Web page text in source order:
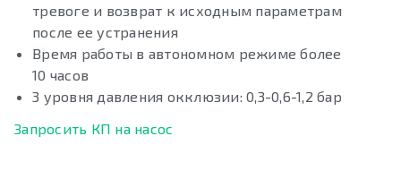
тревоге и возврат к исходным параметрам
после ее устранения
Время работы в автономном режиме более
10 часов
3 уровня давления окклюзии: 0,3-0,6-1,2 бар
Запросить КП на насос